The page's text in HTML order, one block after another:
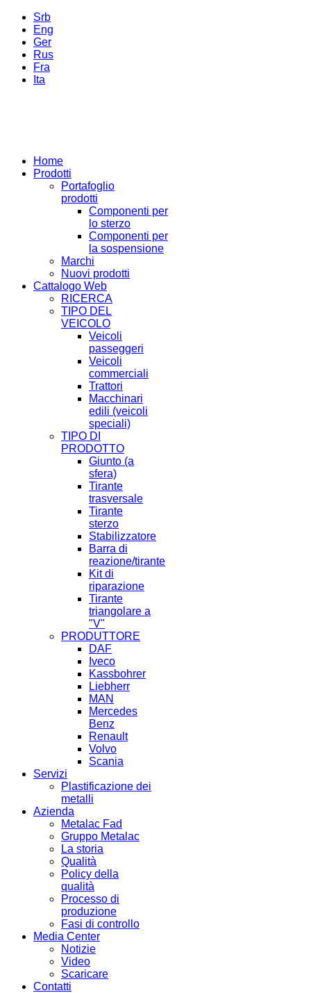
Srb
Eng
Ger
Rus
Fra
Ita
Home
Prodotti
Portafoglio
prodotti
Componenti per
lo sterzo
Componenti per
la sospensione
Marchi
Nuovi prodotti
Cattalogo Web
RICERCA
TIPO DEL
VEICOLO
Veicoli
passeggeri
Veicoli
commerciali
Trattori
Macchinari
edili (veicoli
speciali)
TIPO DI
PRODOTTO
Giunto (a
sfera)
Tirante
trasversale
Tirante
sterzo
Stabilizzatore
Barra di
reazione/tirante
Kit di
riparazione
Tirante
triangolare a
"V"
PRODUTTORE
DAF
Iveco
Kassbohrer
Liebherr
MAN
Mercedes
Benz
Renault
Volvo
Scania
Servizi
Plastificazione dei
metalli
Azienda
Metalac Fad
Gruppo Metalac
La storia
Qualità
Policy della
qualità
Processo di
produzione
Fasi di controllo
Media Center
Notizie
Video
Scaricare
Contatti